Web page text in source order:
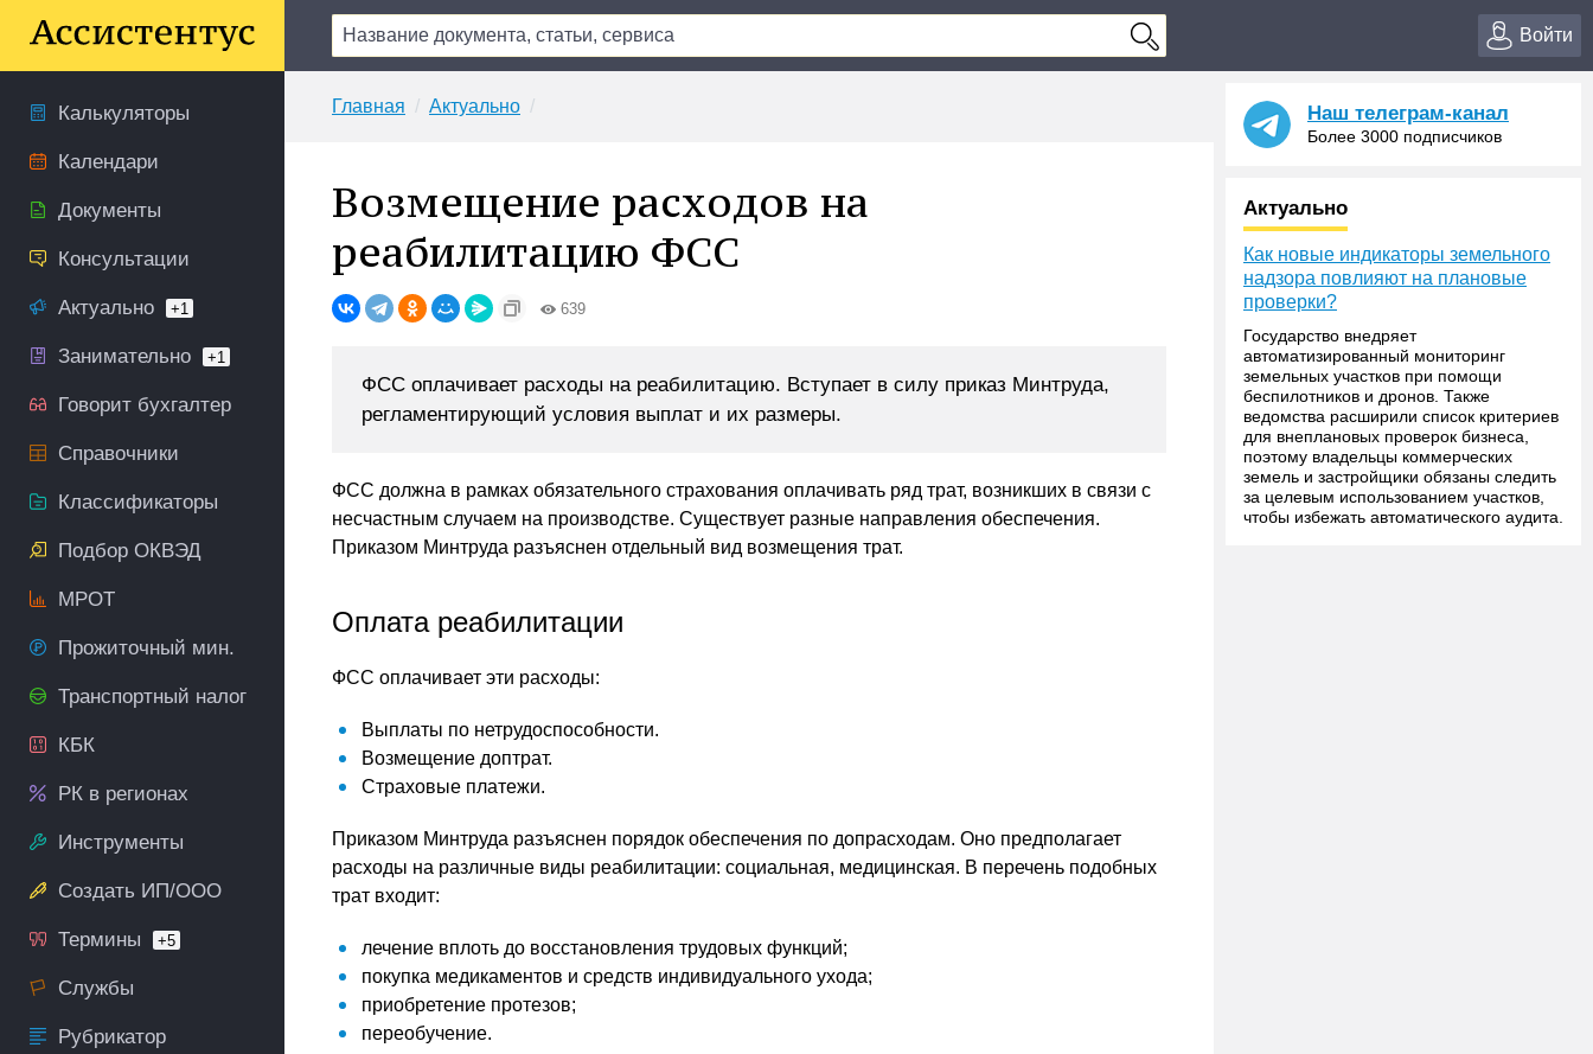
Войти
Калькуляторы
Календари
Документы
Консультации
Актуально +1
Занимательно +1
Говорит бухгалтер
Справочники
Классификаторы
Подбор ОКВЭД
МРОТ
Прожиточный мин.
Транспортный налог
КБК
РК в регионах
Инструменты
Создать ИП/ООО
Термины +5
Службы
Рубрикатор
Главная Актуально
Возмещение расходов на
реабилитацию ФСС
639
ФСС оплачивает расходы на реабилитацию. Вступает в силу приказ Минтруда,
регламентирующий условия выплат и их размеры.
ФСС должна в рамках обязательного страхования оплачивать ряд трат, возникших в связи с
несчастным случаем на производстве. Существует разные направления обеспечения.
Приказом Минтруда разъяснен отдельный вид возмещения трат.
Оплата реабилитации
ФСС оплачивает эти расходы:
Выплаты по нетрудоспособности.
Возмещение доптрат.
Страховые платежи.
Приказом Минтруда разъяснен порядок обеспечения по допрасходам. Оно предполагает
расходы на различные виды реабилитации: социальная, медицинская. В перечень подобных
трат входит:
лечение вплоть до восстановления трудовых функций;
покупка медикаментов и средств индивидуального ухода;
приобретение протезов;
переобучение.
Наш телеграм-канал
Более 3000 подписчиков
Актуально
Как новые индикаторы земельного
надзора повлияют на плановые
проверки?
Государство внедряет
автоматизированный мониторинг
земельных участков при помощи
беспилотников и дронов. Также
ведомства расширили список критериев
для внеплановых проверок бизнеса,
поэтому владельцы коммерческих
земель и застройщики обязаны следить
за целевым использованием участков,
чтобы избежать автоматического аудита.